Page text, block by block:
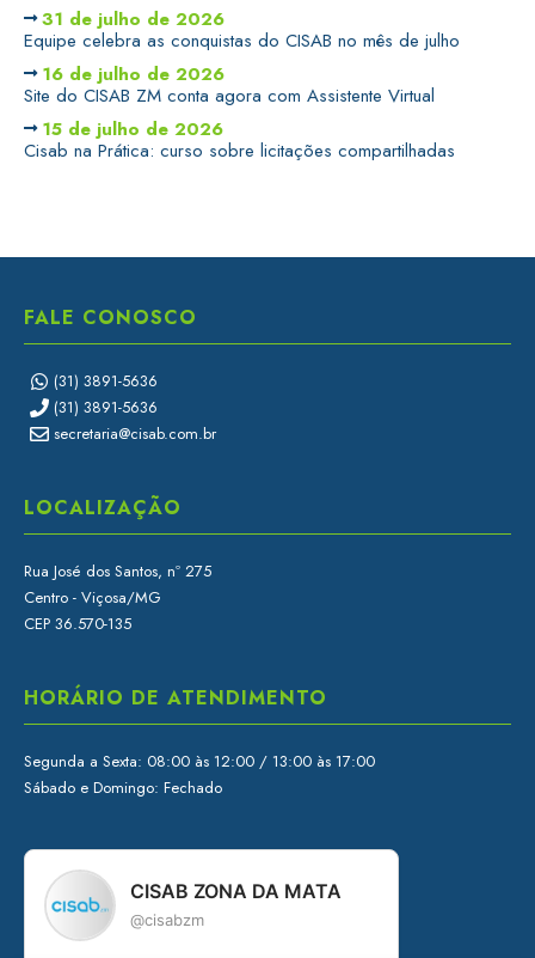
31 de julho de 2026
Equipe celebra as conquistas do CISAB no mês de julho
16 de julho de 2026
Site do CISAB ZM conta agora com Assistente Virtual
15 de julho de 2026
Cisab na Prática: curso sobre licitações compartilhadas
FALE CONOSCO
(31) 3891-5636
(31) 3891-5636
secretaria@cisab.com.br
LOCALIZAÇÃO
Rua José dos Santos, nº 275
Centro - Viçosa/MG
CEP 36.570-135
HORÁRIO DE ATENDIMENTO
Segunda a Sexta: 08:00 às 12:00 / 13:00 às 17:00
Sábado e Domingo: Fechado
CISAB ZONA DA MATA
@cisabzm